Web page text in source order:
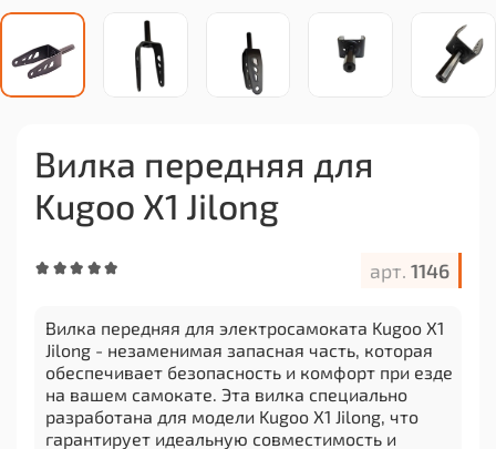
арт. 1146
Вилка передняя для
Kugoo X1 Jilong
Вилка передняя для электросамоката Kugoo X1
Jilong - незаменимая запасная часть, которая
обеспечивает безопасность и комфорт при езде
на вашем самокате. Эта вилка специально
разработана для модели Kugoo X1 Jilong, что
гарантирует идеальную совместимость и